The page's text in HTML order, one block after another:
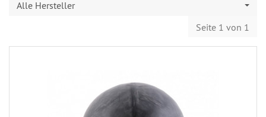
Alle Hersteller
Seite 1 von 1